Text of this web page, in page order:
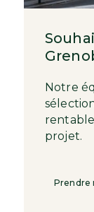
Notre
projet.
Prendre